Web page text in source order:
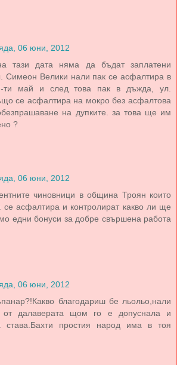
06 юни, 2012
тази дата няма да бъдат заплатени
Симеон Велики нали пак се асфалтира в
ти май и след това пак в дъжда, ул.
се асфалтира на мокро без асфалтова
на дупките. за това ще им
?
06 юни, 2012
чиновници в община Троян които
се асфалтира и контролират какво ли ще
едни бонуси за добре свършена работа
06 юни, 2012
благодариш бе льольо,нали
далаверата щом го е допуснала и
става.Бахти простия народ има в тоя